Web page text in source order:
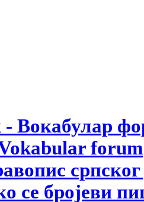
- Вокабулар
forum
српског
се бројеви